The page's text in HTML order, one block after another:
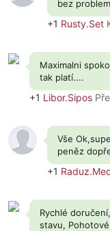
bez
+1 Rusty.Set
Maximalni
tak platí....
+1 Libor.Sipos
Vše
peněz
+1
Rychlé
stavu,